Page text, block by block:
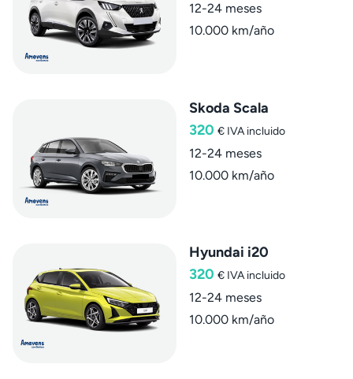
12-24 meses
10.000 km/año
Skoda Scala
320 € IVA incluido
12-24 meses
10.000 km/año
Hyundai i20
320 € IVA incluido
12-24 meses
10.000 km/año